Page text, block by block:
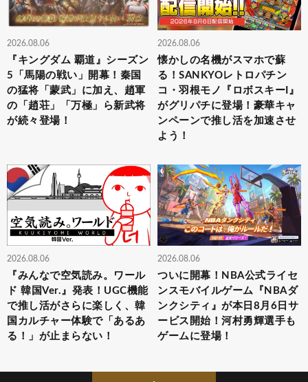
2026.08.06
『キングダム 覇道』シーズン
5「馬陽の戦い」開幕！秦国
の猛将「蒙武」に加え、趙軍
の「趙荘」「万極」ら新武将
が続々登場！
2026.08.06
懐かしの名機がスマホで蘇
る！SANKYOレトロパチン
コ・羽根モノ『ロボスキーI』
がグリパチに登場！豪華キャ
ンペーンで推し活を加速させ
よう！
2026.08.06
『みんなで空気読み。ワール
ド 韓国Ver.』発表！UGC機能
で推し活がさらに楽しく、韓
国カルチャー体験で「あるあ
る！」が止まらない！
2026.08.06
ついに開幕！NBA公式ライセ
ンスモバイルゲーム『NBAダ
ンクシティ』が本日8月6日サ
ービス開始！河村勇輝選手も
ゲームに登場！